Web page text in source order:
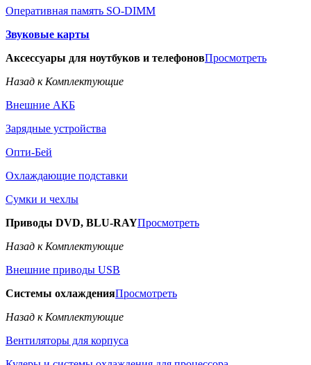
Оперативная память SO-DIMM
Звуковые карты
Аксессуары для ноутбуков и телефоновПросмотреть
Назад к Комплектующие
Внешние АКБ
Зарядные устройства
Опти-Бей
Охлаждающие подставки
Сумки и чехлы
Приводы DVD, BLU-RAYПросмотреть
Назад к Комплектующие
Внешние приводы USB
Системы охлажденияПросмотреть
Назад к Комплектующие
Вентиляторы для корпуса